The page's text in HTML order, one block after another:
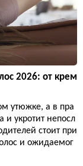
2026: от крем
утюжке, а в пра
и укротит непосл
стоит при
и ожидаемог